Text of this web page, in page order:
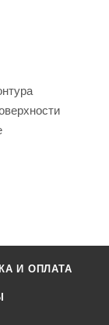
И ОПЛАТА